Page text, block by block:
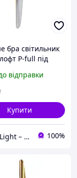
бра світильник
P-full під
відправки
Купити
Toretto Light – Освітлення та електротовари 100%